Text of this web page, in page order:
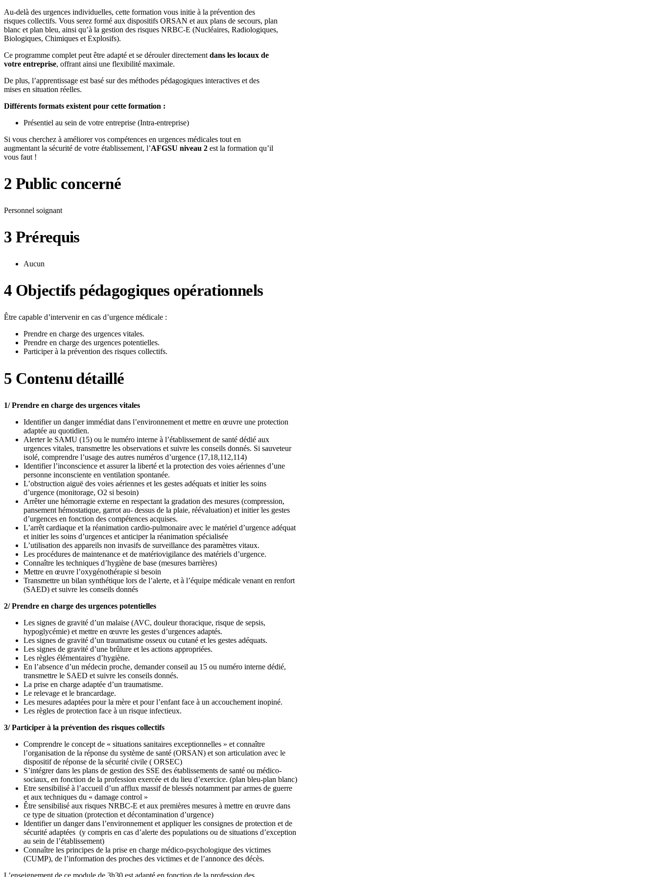
Au-delà des urgences individuelles, cette formation vous initie à la prévention des
risques collectifs. Vous serez formé aux dispositifs ORSAN et aux plans de secours, plan
blanc et plan bleu, ainsi qu’à la gestion des risques NRBC-E (Nucléaires, Radiologiques,
Biologiques, Chimiques et Explosifs).
Ce programme complet peut être adapté et se dérouler directement dans les locaux de
votre entreprise, offrant ainsi une flexibilité maximale.
De plus, l’apprentissage est basé sur des méthodes pédagogiques interactives et des
mises en situation réelles.
Différents formats existent pour cette formation :
Présentiel au sein de votre entreprise (Intra-entreprise)
Si vous cherchez à améliorer vos compétences en urgences médicales tout en
augmentant la sécurité de votre établissement, l’AFGSU niveau 2 est la formation qu’il
vous faut !
2 Public concerné
Personnel soignant
3 Prérequis
Aucun
4 Objectifs pédagogiques opérationnels
Être capable d’intervenir en cas d’urgence médicale :
Prendre en charge des urgences vitales.
Prendre en charge des urgences potentielles.
Participer à la prévention des risques collectifs.
5 Contenu détaillé
1/ Prendre en charge des urgences vitales
Identifier un danger immédiat dans l’environnement et mettre en œuvre une protection
adaptée au quotidien.
Alerter le SAMU (15) ou le numéro interne à l’établissement de santé dédié aux
urgences vitales, transmettre les observations et suivre les conseils donnés. Si sauveteur
isolé, comprendre l’usage des autres numéros d’urgence (17,18,112,114)
Identifier l’inconscience et assurer la liberté et la protection des voies aériennes d’une
personne inconsciente en ventilation spontanée.
L’obstruction aiguë des voies aériennes et les gestes adéquats et initier les soins
d’urgence (monitorage, O2 si besoin)
Arrêter une hémorragie externe en respectant la gradation des mesures (compression,
pansement hémostatique, garrot au- dessus de la plaie, réévaluation) et initier les gestes
d’urgences en fonction des compétences acquises.
L’arrêt cardiaque et la réanimation cardio-pulmonaire avec le matériel d’urgence adéquat
et initier les soins d’urgences et anticiper la réanimation spécialisée
L’utilisation des appareils non invasifs de surveillance des paramètres vitaux.
Les procédures de maintenance et de matériovigilance des matériels d’urgence.
Connaître les techniques d’hygiène de base (mesures barrières)
Mettre en œuvre l’oxygénothérapie si besoin
Transmettre un bilan synthétique lors de l’alerte, et à l’équipe médicale venant en renfort
(SAED) et suivre les conseils donnés
2/ Prendre en charge des urgences potentielles
Les signes de gravité d’un malaise (AVC, douleur thoracique, risque de sepsis,
hypoglycémie) et mettre en œuvre les gestes d’urgences adaptés.
Les signes de gravité d’un traumatisme osseux ou cutané et les gestes adéquats.
Les signes de gravité d’une brûlure et les actions appropriées.
Les règles élémentaires d’hygiène.
En l’absence d’un médecin proche, demander conseil au 15 ou numéro interne dédié,
transmettre le SAED et suivre les conseils donnés.
La prise en charge adaptée d’un traumatisme.
Le relevage et le brancardage.
Les mesures adaptées pour la mère et pour l’enfant face à un accouchement inopiné.
Les règles de protection face à un risque infectieux.
3/ Participer à la prévention des risques collectifs
Comprendre le concept de « situations sanitaires exceptionnelles » et connaître
l’organisation de la réponse du système de santé (ORSAN) et son articulation avec le
dispositif de réponse de la sécurité civile ( ORSEC)
S’intégrer dans les plans de gestion des SSE des établissements de santé ou médico-
sociaux, en fonction de la profession exercée et du lieu d’exercice. (plan bleu-plan blanc)
Etre sensibilisé à l’accueil d’un afflux massif de blessés notamment par armes de guerre
et aux techniques du « damage control »
Être sensibilisé aux risques NRBC-E et aux premières mesures à mettre en œuvre dans
ce type de situation (protection et décontamination d’urgence)
Identifier un danger dans l’environnement et appliquer les consignes de protection et de
sécurité adaptées (y compris en cas d’alerte des populations ou de situations d’exception
au sein de l’établissement)
Connaître les principes de la prise en charge médico-psychologique des victimes
(CUMP), de l’information des proches des victimes et de l’annonce des décès.
L’enseignement de ce module de 3h30 est adapté en fonction de la profession des